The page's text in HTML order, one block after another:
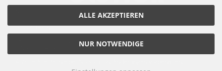
10997 Berlin
E-Mail: order[at]noisolution[punkt]de
ALLE AKZEPTIEREN
NUR NOTWENDIGE